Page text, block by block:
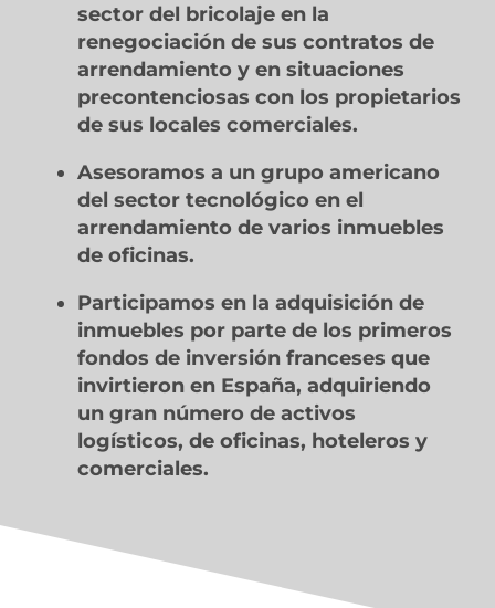
sector del bricolaje en la
renegociación de sus contratos de
arrendamiento y en situaciones
precontenciosas con los propietarios
de sus locales comerciales.
Asesoramos a un grupo americano
del sector tecnológico en el
arrendamiento de varios inmuebles
de oficinas.
Participamos en la adquisición de
inmuebles por parte de los primeros
fondos de inversión franceses que
invirtieron en España, adquiriendo
un gran número de activos
logísticos, de oficinas, hoteleros y
comerciales.